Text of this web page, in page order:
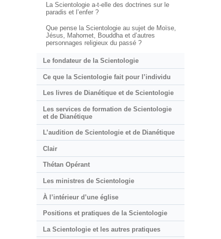
La Scientologie a-t-elle des doctrines sur le
paradis et l’enfer ?
Que pense la Scientologie au sujet de Moïse,
Jésus, Mahomet, Bouddha et d’autres
personnages religieux du passé ?
Le fondateur de la Scientologie
Ce que la Scientologie fait pour l’individu
Les livres de Dianétique et de Scientologie
Les services de formation de Scientologie
et de Dianétique
L’audition de Scientologie et de Dianétique
Clair
Thétan Opérant
Les ministres de Scientologie
À l’intérieur d’une église
Positions et pratiques de la Scientologie
La Scientologie et les autres pratiques